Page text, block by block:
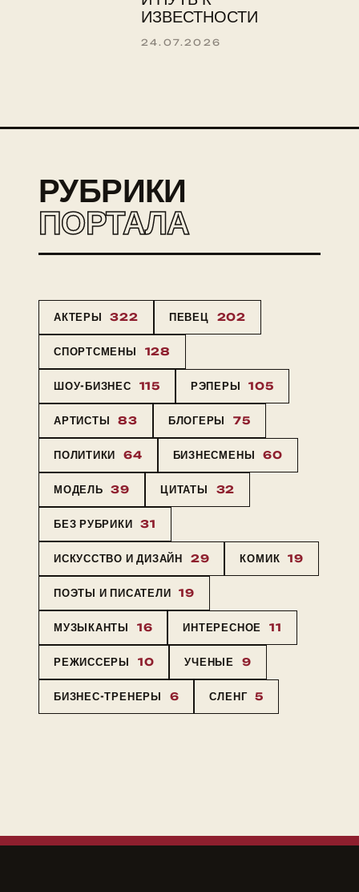
ИЗВЕСТНОСТИ
24.07.2026
РУБРИКИ
ПОРТАЛА
АКТЕРЫ 322 ПЕВЕЦ 202
СПОРТСМЕНЫ 128
ШОУ-БИЗНЕС 115 РЭПЕРЫ 105
АРТИСТЫ 83 БЛОГЕРЫ 75
ПОЛИТИКИ 64 БИЗНЕСМЕНЫ 60
МОДЕЛЬ 39 ЦИТАТЫ 32
БЕЗ РУБРИКИ 31
ИСКУССТВО И ДИЗАЙН 29 КОМИК 19
ПОЭТЫ И ПИСАТЕЛИ 19
МУЗЫКАНТЫ 16 ИНТЕРЕСНОЕ 11
РЕЖИССЕРЫ 10 УЧЕНЫЕ 9
БИЗНЕС-ТРЕНЕРЫ 6 СЛЕНГ 5